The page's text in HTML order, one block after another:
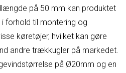
på 50 mm kan produktet
forhold til montering og
køretøjer, hvilket kan gøre
andre trækkugler på markedet.
på Ø20mm og en